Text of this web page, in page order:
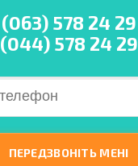
(063) 578 24 29
(044) 578 24 29
ПЕРЕДЗВОНІТЬ МЕНІ